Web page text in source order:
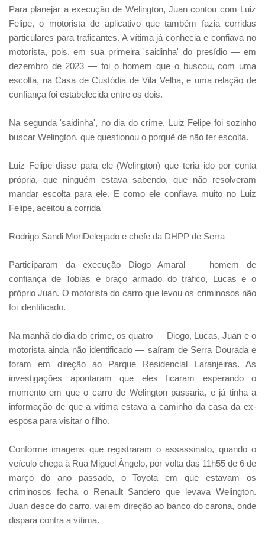
Para planejar a execução de Welington, Juan contou com Luiz
Felipe, o motorista de aplicativo que também fazia corridas
particulares para traficantes. A vítima já conhecia e confiava no
motorista, pois, em sua primeira 'saidinha' do presídio — em
dezembro de 2023 — foi o homem que o buscou, com uma
escolta, na Casa de Custódia de Vila Velha, e uma relação de
confiança foi estabelecida entre os dois.
Na segunda 'saidinha', no dia do crime, Luiz Felipe foi sozinho
buscar Welington, que questionou o porquê de não ter escolta.
Luiz Felipe disse para ele (Welington) que teria ido por conta
própria, que ninguém estava sabendo, que não resolveram
mandar escolta para ele. E como ele confiava muito no Luiz
Felipe, aceitou a corrida
Rodrigo Sandi MoriDelegado e chefe da DHPP de Serra
Participaram da execução Diogo Amaral — homem de
confiança de Tobias e braço armado do tráfico, Lucas e o
próprio Juan. O motorista do carro que levou os criminosos não
foi identificado.
Na manhã do dia do crime, os quatro — Diogo, Lucas, Juan e o
motorista ainda não identificado — saíram de Serra Dourada e
foram em direção ao Parque Residencial Laranjeiras. As
investigações apontaram que eles ficaram esperando o
momento em que o carro de Welington passaria, e já tinha a
informação de que a vítima estava a caminho da casa da ex-
esposa para visitar o filho.
Conforme imagens que registraram o assassinato, quando o
veículo chega à Rua Miguel Ângelo, por volta das 11h55 de 6 de
março do ano passado, o Toyota em que estavam os
criminosos fecha o Renault Sandero que levava Welington.
Juan desce do carro, vai em direção ao banco do carona, onde
dispara contra a vítima.